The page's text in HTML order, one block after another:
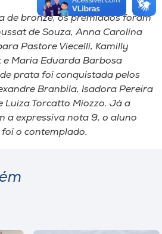
de bronze, os premiados foram
de Souza, Anna Carolina
Pastore Viecelli, Kamilly
e Maria Eduarda Barbosa
prata foi conquistada pelos
Branbila, Isadora Pereira
Luiza Torcatto Miozzo. Já a
a expressiva nota 9, o aluno
o contemplado.